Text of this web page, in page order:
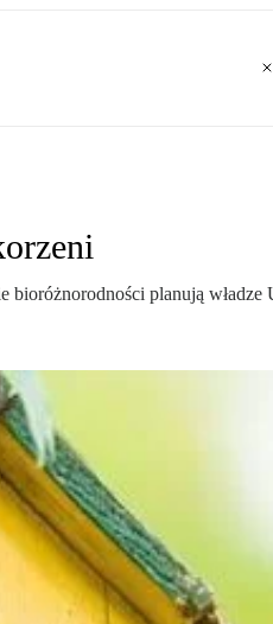
planują